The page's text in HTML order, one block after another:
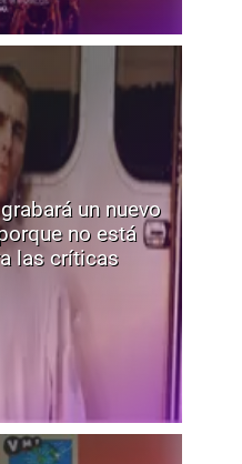
un nuevo
no está
las críticas